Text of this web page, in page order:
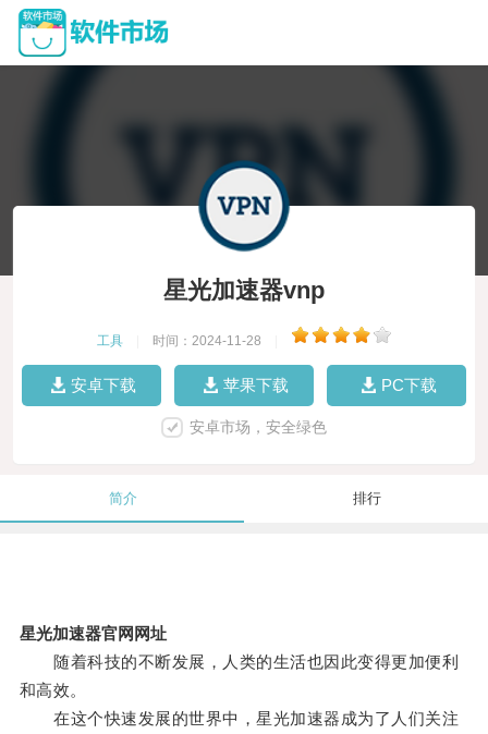
星光加速器vnp
工具 时间：2024-11-28
安卓下载 苹果下载 PC下载
安卓市场，安全绿色
简介 排行
星光加速器官网网址
随着科技的不断发展，人类的生活也因此变得更加便利
和高效。
在这个快速发展的世界中，星光加速器成为了人们关注